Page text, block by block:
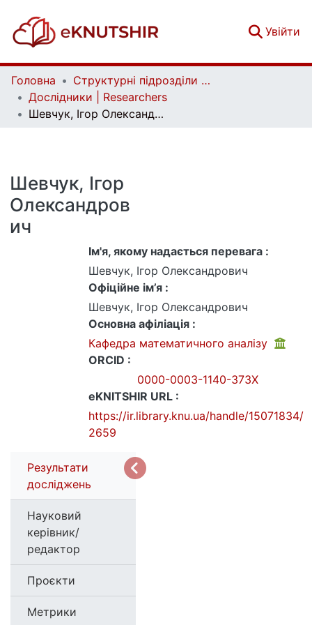
Увійти
Головна
Структурні підрозділи Київського національного університету імені Тараса Шевченка та Організації | Faculties, Institutes and Departments of Taras Shevchenko National University of Kyiv and Organizations
Дослідники | Researchers
Шевчук, Ігор Олександрович
Шевчук, Ігор
Олександров
ич
Ім'я, якому надається перевага :
Шевчук, Ігор Олександрович
Офіційне ім’я :
Шевчук, Ігор Олександрович
Основна афіліація :
Кафедра математичного аналізу
ORCID :
0000-0003-1140-373X
eKNITSHIR URL :
https://ir.library.knu.ua/handle/15071834/
2659
Результати
досліджень
Науковий
керівник/
редактор
Проєкти
Метрики